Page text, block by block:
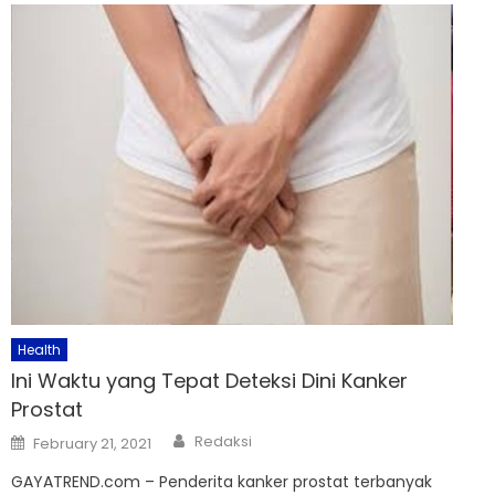
Health
Ini Waktu yang Tepat Deteksi Dini Kanker
Prostat
Posted
on
February 21, 2021 Author
Redaksi
GAYATREND.com – Penderita kanker prostat terbanyak